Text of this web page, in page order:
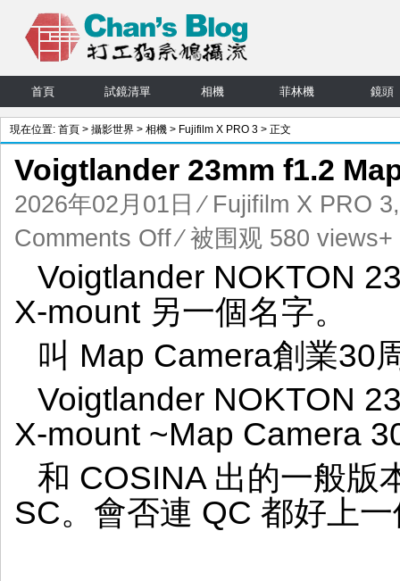
首頁 試鏡清單 相機 菲林機 鏡頭
現在位置: 首頁 > 攝影世界 > 相機 > Fujifilm X PRO 3 > 正文
Voigtlander 23mm f1.2
2026年02月01日 ⁄ Fujifilm X PRO 3
Comments Offon
Voigtlander
23mm
f1.2
Mapcamera
紀
念
版
⁄ 被围观 580 views+
Voigtlander NOKTON
X-mount 另一個名字。
叫 Map Camera創業30
Voigtlander NOKTON
X-mount ~Map Camera
和 COSINA 出的一般版
SC。會否連 QC 都好上